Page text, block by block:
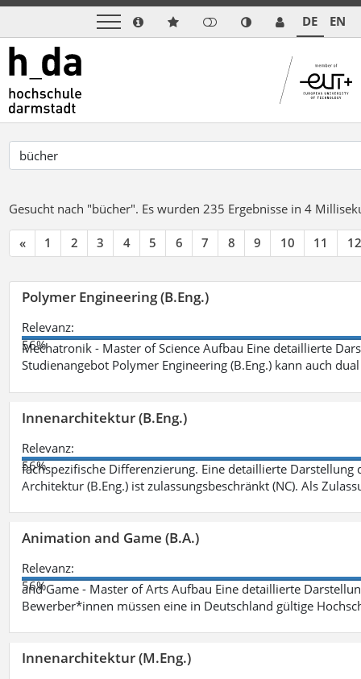
DE EN
Gesucht nach "bücher". Es wurden 235 Ergebnisse in 4
« 1 2 3 4 5 6 7 8 9 10 11 12
Polymer Engineering (B.Eng.)
Relevanz:
56%
Mechatronik - Master of Science Aufbau Eine detaillierte
Studienangebot Polymer Engineering (B.Eng.) kann auch
Innenarchitektur (B.Eng.)
Relevanz:
56%
fachspezifische Differenzierung. Eine detaillierte
Architektur (B.Eng.) ist zulassungsbeschränkt (NC). Als
Animation and Game (B.A.)
Relevanz:
56%
and Game - Master of Arts Aufbau Eine detaillierte
Bewerber*innen müssen eine in Deutschland gültige
Innenarchitektur (M.Eng.)